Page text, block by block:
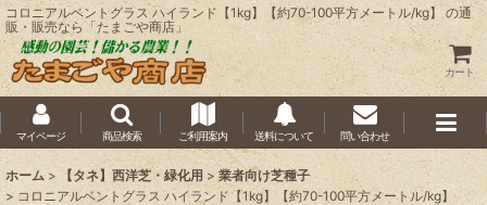
コロニアルベントグラス ハイランド【1kg】【約70-100平方メートル/kg】 の通
販・販売なら「たまごや商店」
カート
マイページ 商品検索 ご利用案内 送料について 問い合わせ
ホーム > 【タネ】西洋芝・緑化用 > 業者向け芝種子
> コロニアルベントグラス ハイランド【1kg】【約70-100平方メートル/kg】